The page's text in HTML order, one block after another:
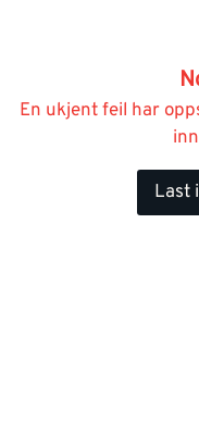
En ukjent feil har
Last